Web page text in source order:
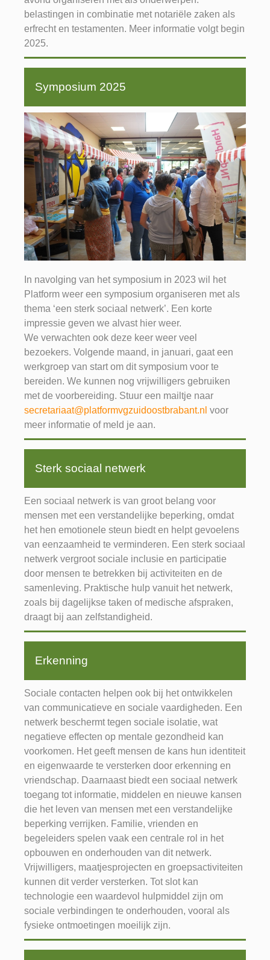
belastingen in combinatie met notariële zaken als
erfrecht en testamenten. Meer informatie volgt begin
2025.
Symposium 2025
In navolging van het symposium in 2023 wil het
Platform weer een symposium organiseren met als
thema ‘een sterk sociaal netwerk’. Een korte
impressie geven we alvast hier weer.
We verwachten ook deze keer weer veel
bezoekers. Volgende maand, in januari, gaat een
werkgroep van start om dit symposium voor te
bereiden. We kunnen nog vrijwilligers gebruiken
met de voorbereiding. Stuur een mailtje naar
secretariaat@platformvgzuidoostbrabant.nl voor
meer informatie of meld je aan.
Sterk sociaal netwerk
Een sociaal netwerk is van groot belang voor
mensen met een verstandelijke beperking, omdat
het hen emotionele steun biedt en helpt gevoelens
van eenzaamheid te verminderen. Een sterk sociaal
netwerk vergroot sociale inclusie en participatie
door mensen te betrekken bij activiteiten en de
samenleving. Praktische hulp vanuit het netwerk,
zoals bij dagelijkse taken of medische afspraken,
draagt bij aan zelfstandigheid.
Erkenning
Sociale contacten helpen ook bij het ontwikkelen
van communicatieve en sociale vaardigheden. Een
netwerk beschermt tegen sociale isolatie, wat
negatieve effecten op mentale gezondheid kan
voorkomen. Het geeft mensen de kans hun identiteit
en eigenwaarde te versterken door erkenning en
vriendschap. Daarnaast biedt een sociaal netwerk
toegang tot informatie, middelen en nieuwe kansen
die het leven van mensen met een verstandelijke
beperking verrijken. Familie, vrienden en
begeleiders spelen vaak een centrale rol in het
opbouwen en onderhouden van dit netwerk.
Vrijwilligers, maatjesprojecten en groepsactiviteiten
kunnen dit verder versterken. Tot slot kan
technologie een waardevol hulpmiddel zijn om
sociale verbindingen te onderhouden, vooral als
fysieke ontmoetingen moeilijk zijn.